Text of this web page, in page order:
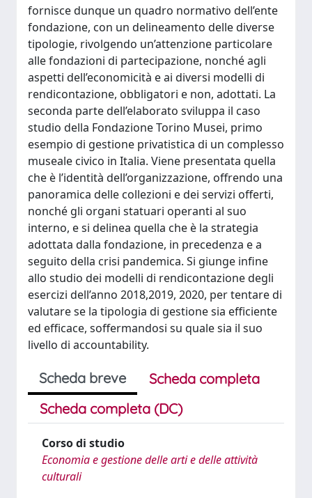
fornisce dunque un quadro normativo dell’ente
fondazione, con un delineamento delle diverse
tipologie, rivolgendo un’attenzione particolare
alle fondazioni di partecipazione, nonché agli
aspetti dell’economicità e ai diversi modelli di
rendicontazione, obbligatori e non, adottati. La
seconda parte dell’elaborato sviluppa il caso
studio della Fondazione Torino Musei, primo
esempio di gestione privatistica di un complesso
museale civico in Italia. Viene presentata quella
che è l’identità dell’organizzazione, offrendo una
panoramica delle collezioni e dei servizi offerti,
nonché gli organi statuari operanti al suo
interno, e si delinea quella che è la strategia
adottata dalla fondazione, in precedenza e a
seguito della crisi pandemica. Si giunge infine
allo studio dei modelli di rendicontazione degli
esercizi dell’anno 2018,2019, 2020, per tentare di
valutare se la tipologia di gestione sia efficiente
ed efficace, soffermandosi su quale sia il suo
livello di accountability.
Scheda breve
Scheda completa
Scheda completa (DC)
Corso di studio
Economia e gestione delle arti e delle attività
culturali